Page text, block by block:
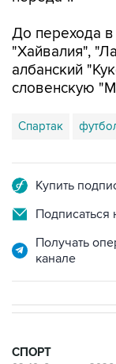
До перехода
"Хайвалия",
албанский
словенскую
Спартак
Купить
Подписаться
Получать
канале
СПОРТ